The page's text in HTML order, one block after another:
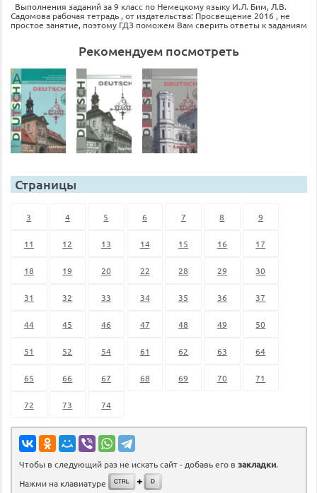
Выполнения заданий за 9 класс по Немецкому языку И.Л. Бим, Л.В.
Садомова рабочая тетрадь , от издательства: Просвещение 2016 , не
простое занятие, поэтому ГДЗ поможем Вам сверить ответы к заданиям
Рекомендуем посмотреть
Страницы
3 4 5 6 7 8 9
11 12 13 14 15 16 17
18 19 20 22 28 29 30
31 32 33 34 35 36 37
44 45 46 47 48 49 50
51 52 54 61 62 63 64
65 66 67 68 69 70 71
72 73 74
Чтобы в следующий раз не искать сайт - добавь его в закладки.
Нажми на клавиатуре